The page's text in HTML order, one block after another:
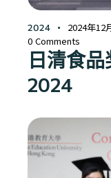
2024 2024年12
0 Comments
日清食
2024